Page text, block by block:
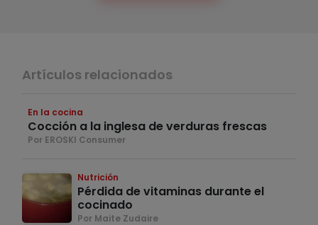
Artículos relacionados
En la cocina
Cocción a la inglesa de verduras frescas
Por EROSKI Consumer
Nutrición
Pérdida de vitaminas durante el
cocinado
Por Maite Zudaire